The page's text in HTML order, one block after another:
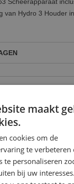
van Hydro 3 Houder
PRODUCT
maakt
cookies om de
te verbeteren
te personaliseren
bij uw